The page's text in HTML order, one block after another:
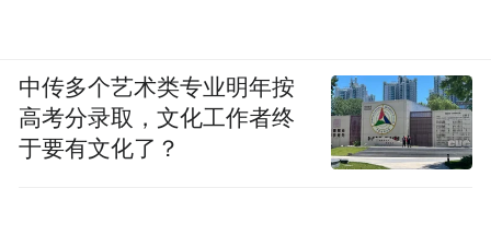
中传多个艺术类专业明年按
高考分录取，文化工作者终
于要有文化了？